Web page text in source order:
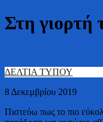
Στη γιορτή
ΔΕΛΤΙΑ ΤΥΠΟΥ
8 Δεκεμβρίου 2019
Πιστεύω πως το πιο